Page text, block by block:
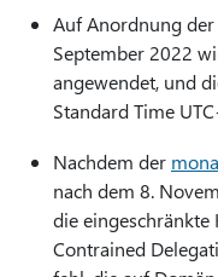
Auf Anordnung
September 2022
angewendet, und
Standard Time
Nachdem der
nach dem 8.
die eingeschränkte
Contrained